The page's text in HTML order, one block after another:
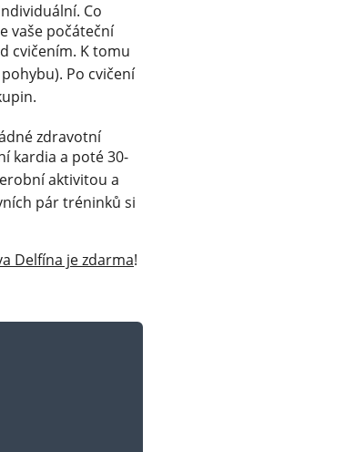
Co
vaše počáteční
cvičením. K tomu
Po cvičení
zdravotní
kardia a poté 30-
aktivitou a
pár tréninků si
Delfína je zdarma!